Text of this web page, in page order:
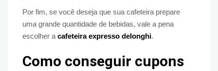
Por fim, se você deseja que sua cafeteira prepare
uma grande quantidade de bebidas, vale a pena
escolher acafeteira expresso delonghi.
Como conseguir cupons